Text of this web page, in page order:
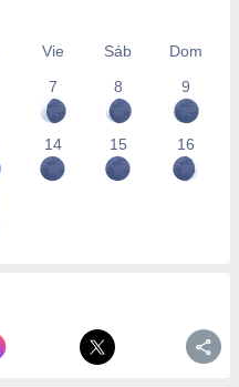
Vie Sáb
Dom
7
8 9
14 15 16